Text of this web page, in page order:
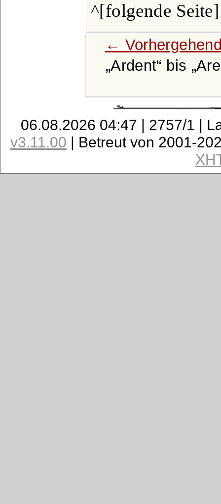
^[folgende Seite]
←
Ardent
bis
06.08.2026 04:47 | 2757/1 |
v3.11.00 | Betreut von 2001-